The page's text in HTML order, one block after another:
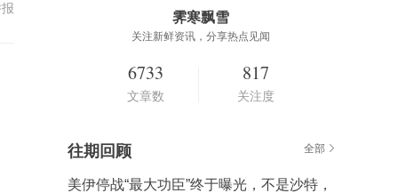
霁寒飘雪
关注新鲜资讯，分享热点见闻
6733
文章数
817
关注度
往期回顾 全部
美伊停战“最大功臣”终于曝光，不是沙特，